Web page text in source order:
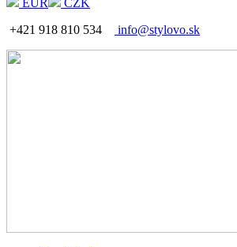
EUR
CZK
+421 918 810 534
info@stylovo.sk